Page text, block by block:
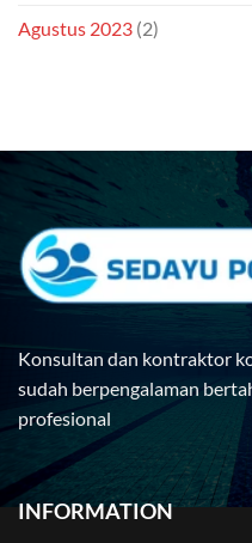
Agustus 2023 (2)
Konsultan dan kontraktor
sudah berpengalaman
profesional
INFORMATION